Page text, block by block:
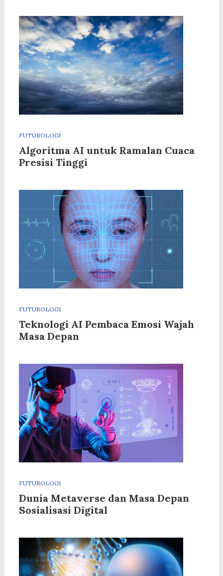
FUTUROLOGI
Algoritma AI untuk Ramalan Cuaca
Presisi Tinggi
FUTUROLOGI
Teknologi AI Pembaca Emosi Wajah
Masa Depan
FUTUROLOGI
Dunia Metaverse dan Masa Depan
Sosialisasi Digital